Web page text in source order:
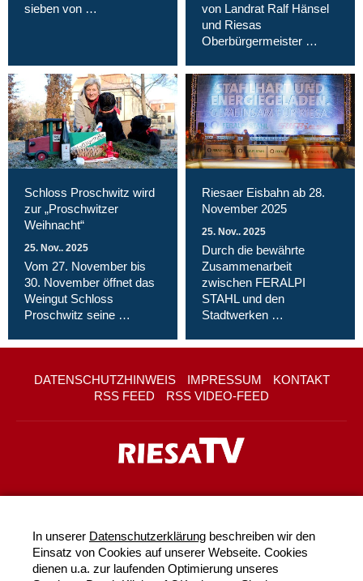
sieben von …
von Landrat Ralf Hänsel
und Riesas
Oberbürgermeister …
Schloss Proschwitz wird
zur „Proschwitzer
Weihnacht“
25. Nov.. 2025
Vom 27. November bis
30. November öffnet das
Weingut Schloss
Proschwitz seine …
Riesaer Eisbahn ab 28.
November 2025
25. Nov.. 2025
Durch die bewährte
Zusammenarbeit
zwischen FERALPI
STAHL und den
Stadtwerken …
DATENSCHUTZHINWEIS IMPRESSUM
KONTAKT
RSS FEED
RSS VIDEO-FEED
In unserer Datenschutzerklärung beschreiben wir den
Einsatz von Cookies auf unserer Webseite. Cookies
dienen u.a. zur laufenden Optimierung unseres